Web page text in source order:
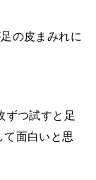
の皮まみれに
ずつ試すと足
て面白いと思